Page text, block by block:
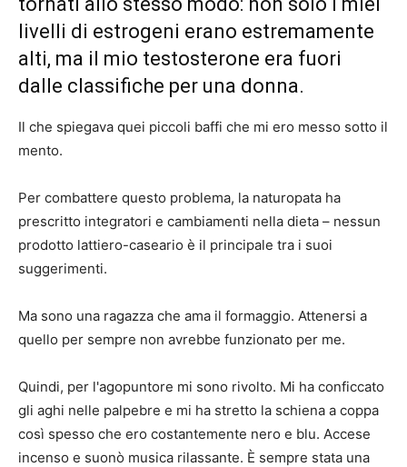
livelli di estrogeni erano estremamente
alti, ma il mio testosterone era fuori
dalle classifiche per una donna.
Il che spiegava quei piccoli baffi che mi ero messo sotto il
mento.
Per combattere questo problema, la naturopata ha
prescritto integratori e cambiamenti nella dieta – nessun
prodotto lattiero-caseario è il principale tra i suoi
suggerimenti.
Ma sono una ragazza che ama il formaggio. Attenersi a
quello per sempre non avrebbe funzionato per me.
Quindi, per l'agopuntore mi sono rivolto. Mi ha conficcato
gli aghi nelle palpebre e mi ha stretto la schiena a coppa
così spesso che ero costantemente nero e blu. Accese
incenso e suonò musica rilassante. È sempre stata una